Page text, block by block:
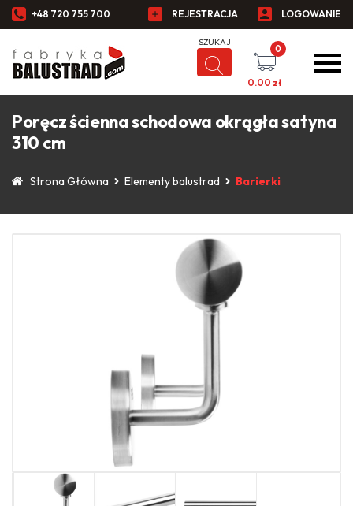
+48 720 755 700 REJESTRACJA LOGOWANIE
0
0.00 zł
Poręcz ścienna schodowa okrągła satyna
310 cm
Strona Główna Elementy balustrad Barierki